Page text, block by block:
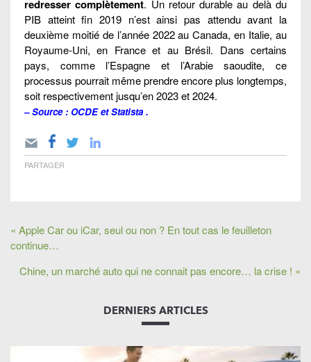
redresser complètement. Un retour durable au delà du
PIB atteint fin 2019 n’est ainsi pas attendu avant la
deuxième moitié de l’année 2022 au Canada, en Italie, au
Royaume-Uni, en France et au Brésil. Dans certains
pays, comme l’Espagne et l’Arabie saoudite, ce
processus pourrait même prendre encore plus longtemps,
soit respectivement jusqu’en 2023 et 2024.
– Source : OCDE etStatista.
PARTAGER
« Apple Car ou iCar, seul ou non ? En tout cas le feuilleton
continue…
Chine, un marché auto qui ne connait pas encore… la crise ! »
DERNIERS ARTICLES